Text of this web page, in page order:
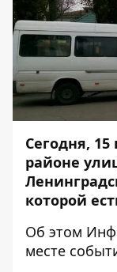
Сегодня, 15
районе
которой
Об этом
месте